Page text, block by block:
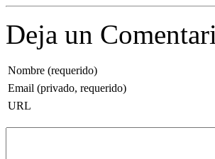
Deja un
Nombre (requerido)
Email (privado, requerido)
URL